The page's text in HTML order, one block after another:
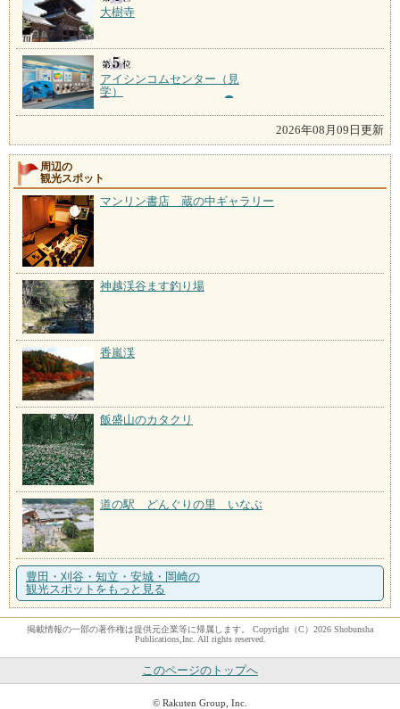
大樹寺
アイシンコムセンター（見
学）
2026年08月09日更新
周辺の
観光スポット
マンリン書店 蔵の中ギャラリー
神越渓谷ます釣り場
香嵐渓
飯盛山のカタクリ
道の駅 どんぐりの里 いなぶ
豊田・刈谷・知立・安城・岡崎の
観光スポットをもっと見る
掲載情報の一部の著作権は提供元企業等に帰属します。 Copyright（C）2026 Shobunsha
Publications,Inc. All rights reserved.
このページのトップへ
© Rakuten Group, Inc.